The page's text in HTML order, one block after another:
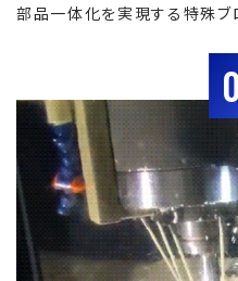
部品一体化を実現する特殊ブ